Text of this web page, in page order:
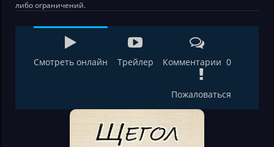
либо ограничений.
Смотреть онлайн Трейлер Комментарии 0
Пожаловаться